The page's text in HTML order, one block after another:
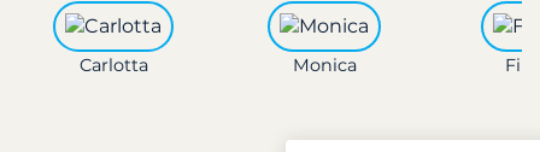
Carlotta Monica